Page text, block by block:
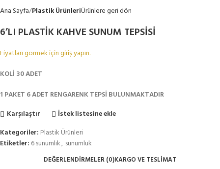
Ana Sayfa Plastik ÜrünleriÜrünlere geri dön
6’LI PLASTİK KAHVE SUNUM TEPSİSİ
Fiyatları görmek için giriş yapın.
KOLİ 30 ADET
1 PAKET 6 ADET RENGARENK TEPSİ BULUNMAKTADIR
Karşılaştır
İstek listesine ekle
Kategoriler: Plastik Ürünleri
Etiketler: 6 sunumlık, sunumluk
DEĞERLENDIRMELER (0)KARGO VE TESLIMAT